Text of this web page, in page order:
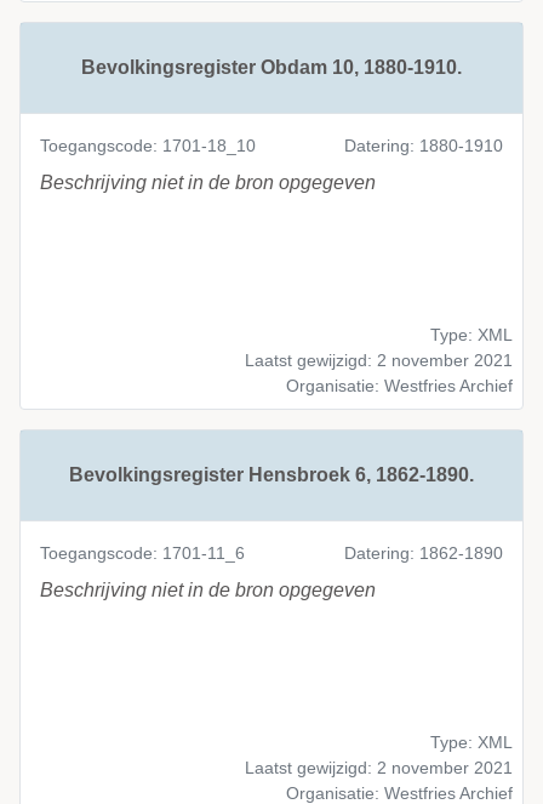
Bevolkingsregister Obdam 10, 1880-1910.
Toegangscode: 1701-18_10 Datering: 1880-1910
Beschrijving niet in de bron opgegeven
Type: XML
Laatst gewijzigd: 2 november 2021
Organisatie: Westfries Archief
Bevolkingsregister Hensbroek 6, 1862-1890.
Toegangscode: 1701-11_6 Datering: 1862-1890
Beschrijving niet in de bron opgegeven
Type: XML
Laatst gewijzigd: 2 november 2021
Organisatie: Westfries Archief